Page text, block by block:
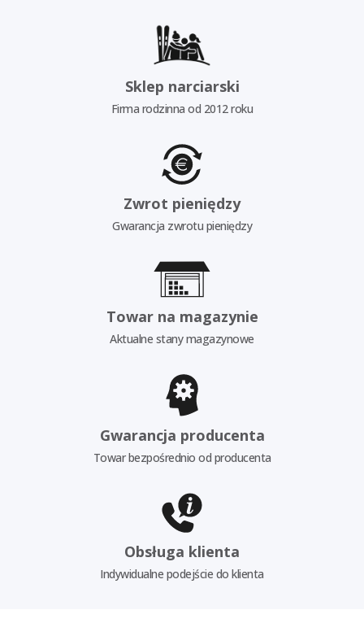
Sklep narciarski
Firma rodzinna od 2012 roku
Zwrot pieniędzy
Gwarancja zwrotu pieniędzy
Towar na magazynie
Aktualne stany magazynowe
Gwarancja producenta
Towar bezpośrednio od producenta
Obsługa klienta
Indywidualne podejście do klienta